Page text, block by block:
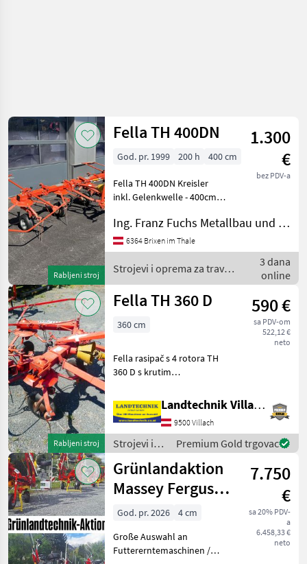
Rabljeni stroj
Fella TH 400DN
1.300
€
bez PDV-a
God. pr. 1999 200 h 400 cm
Fella TH 400DN Kreisler
inkl. Gelenkwelle - 400cm
klappbar - inkl,
Schwenkbock -
Grenzstreueinrichtung - 4
Kreisler mit 5 Armen - Ei
Ing. Franz Fuchs Metallbau und Landtechnik GmbH & CoKG
6364 Brixen im Thale
Strojevi i oprema za travu i
baliranje / Fella
3 dana
online
Rabljeni stroj
Fella TH 360 D 590 €
sa PDV-om
522,12 €
neto
360 cm
Fella rasipač s 4 rotora TH
360 D s krutim
okretnim kotačima,
mehanički sklopiv, uređaj
za meandriranje rubnog
posipanja, 4 zubca po rotor
Landtechnik Villach GmbH
9500 Villach
Strojevi i
oprema za
travu i
baliranje /
Fella
Premium Gold trgovac
Grünlandaktion
Massey Ferguson
& Pöttinger
7.750
€
sa 20% PDV-
a
6.458,33 €
neto
God. pr. 2026
4 cm
Große Auswahl an
Futtererntemaschinen /